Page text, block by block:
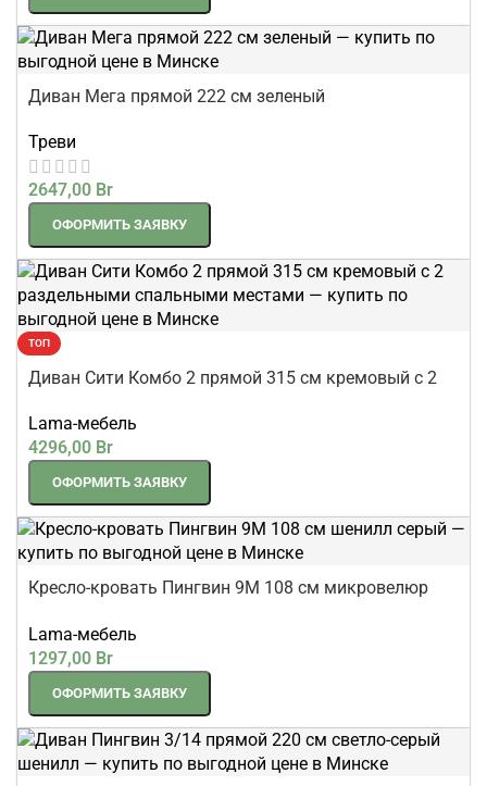
Диван Мега прямой 222 см зеленый
Треви
2647,00 Br
ОФОРМИТЬ ЗАЯВКУ
ТОП
Диван Сити Комбо 2 прямой 315 см кремовый с 2
Lama-мебель
4296,00 Br
ОФОРМИТЬ ЗАЯВКУ
Кресло-кровать Пингвин 9М 108 см микровелюр
Lama-мебель
1297,00 Br
ОФОРМИТЬ ЗАЯВКУ